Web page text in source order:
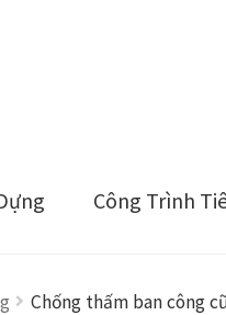
Công Trình
Chống thấm ban công